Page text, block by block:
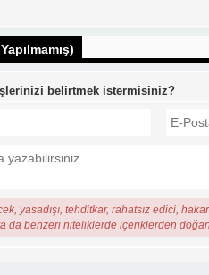
belirtmek istermisiniz?
yasadışı, tehditkar, rahatsız edici,
da benzeri niteliklerde içeriklerden